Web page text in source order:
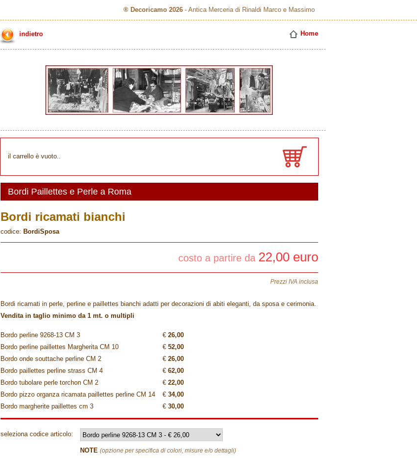
® Decoricamo 2026 - Antica Merceria di Rinaldi Marco e Massimo
Home
indietro
il carrello è vuoto..
Bordi Paillettes e Perle a Roma
Bordi ricamati bianchi
codice: BordiSposa
costo a partire da 22,00 euro
Prezzi IVA inclusa
Bordi ricamati in perle, perline e paillettes bianchi adatti per decorazioni di abiti eleganti, da sposa e cerimonia.
Vendita in taglio minimo da 1 mt. o multipli
Bordo perline 9268-13 CM 3 € 26,00
Bordo perline paillettes Margherita CM 10
€ 52,00
Bordo onde souttache perline CM 2
€ 26,00
Bordo paillettes perline strass CM 4
€ 62,00
Bordo tubolare perle torchon CM 2
€ 22,00
Bordo pizzo organza ricamata paillettes perline CM 14
€ 34,00
Bordo margherite paillettes cm 3
€ 30,00
seleziona codice articolo:
NOTE (opzione per specifica di colori, misure e/o dettagli)